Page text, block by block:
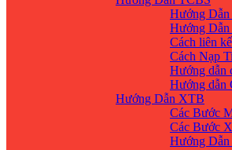
Hướng Dẫn
Hướng
Cách liên
Cách Nạp
Hướng dẫn
Hướng dẫn
Hướng Dẫn XTB
Các Bước
Các Bước
Hướng